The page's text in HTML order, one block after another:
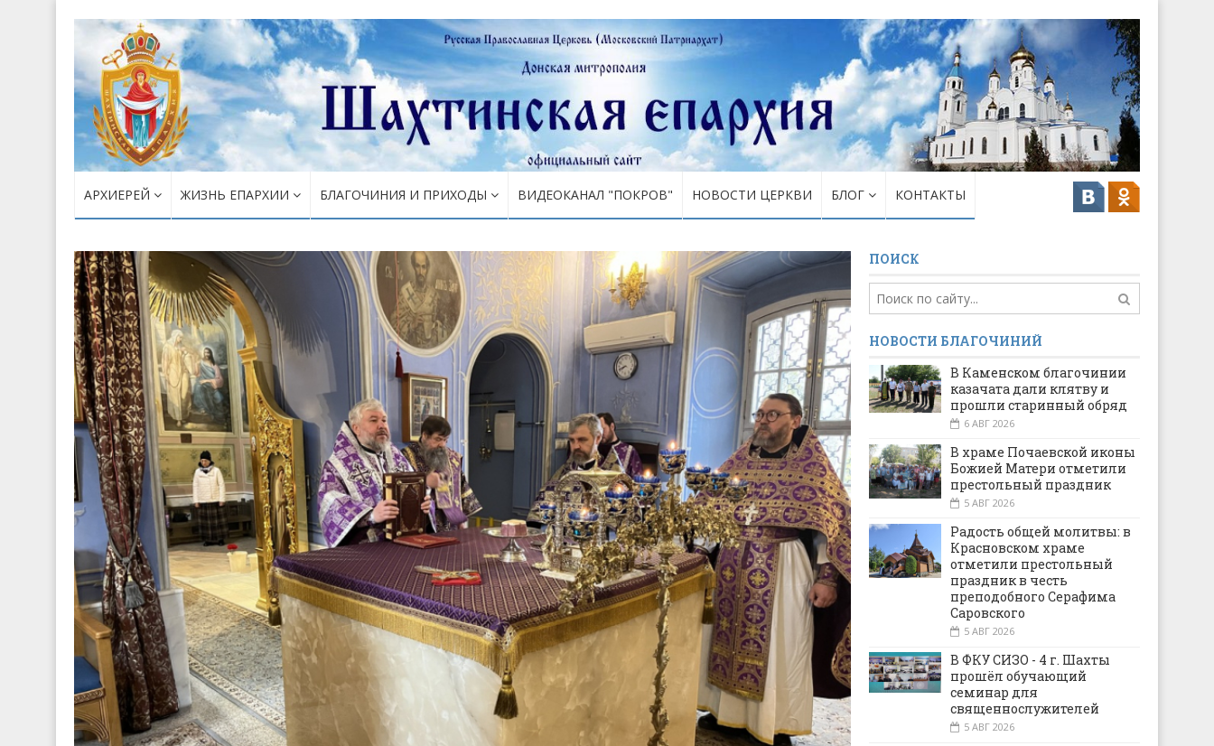
АРХИЕРЕЙ ЖИЗНЬ ЕПАРХИИ БЛАГОЧИНИЯ И ПРИХОДЫ ВИДЕОКАНАЛ "ПОКРОВ" НОВОСТИ ЦЕРКВИ БЛОГ КОНТАКТЫ
ПОИСК
НОВОСТИ БЛАГОЧИНИЙ
В Каменском благочинии
казачата дали клятву и
прошли старинный обряд
6 АВГ 2026
В храме Почаевской иконы
Божией Матери отметили
престольный праздник
5 АВГ 2026
Радость общей молитвы: в
Красновском храме
отметили престольный
праздник в честь
преподобного Серафима
Саровского
5 АВГ 2026
В ФКУ СИЗО - 4 г. Шахты
прошёл обучающий
семинар для
священнослужителей
5 АВГ 2026